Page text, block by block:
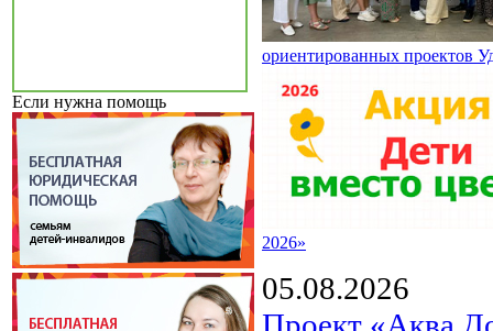
Если нужна помощь
ориентированных проектов
2026»
05.08.2026